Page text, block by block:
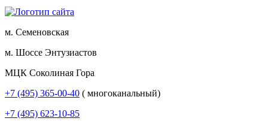
м. Семеновская
м. Шоссе Энтузиастов
МЦК Соколиная Гора
+7 (495) 365-00-40 ( многоканальный)
+7 (495) 623-10-85